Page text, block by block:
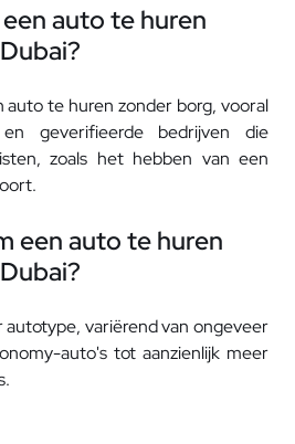
​​auto te huren
​​auto te huren zonder borg, vooral
geverifieerde bedrijven die
zoals het hebben van een
een ​​auto te huren
autotype, variërend van ongeveer
auto's tot aanzienlijk meer